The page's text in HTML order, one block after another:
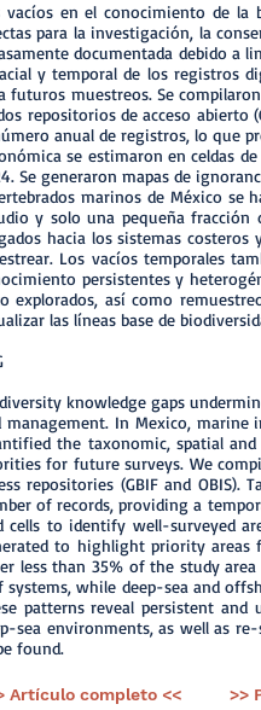
vacíos en el conocimiento de la
para la investigación, la
documentada debido a
y temporal de los registros
futuros muestreos. Se
repositorios de acceso abierto
anual de registros, lo que
se estimaron en celdas
Se generaron mapas de
marinos de México se
y solo una pequeña fracción
hacia los sistemas
Los vacíos temporales
persistentes y
explorados, así como
las líneas base de
knowledge gaps
management. In Mexico, marine
the taxonomic, spatial
for future surveys. We
repositories (GBIF and
of records, providing a
cells to identify well-surveyed
to highlight priority areas
less than 35% of the study
systems, while deep-sea and
patterns reveal persistent
sea environments, as well as
found.
Artículo completo << >>